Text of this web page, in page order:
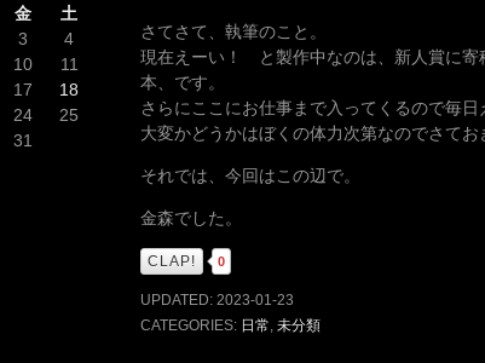
さてさて、執筆のこと。
現在えーい！ と製作中なのは、新人賞に寄
本、です。
さらにここにお仕事まで入ってくるので毎
大変かどうかはぼくの体力次第なのでさて
それでは、今回はこの辺で。
金森でした。
CLAP! 0
UPDATED: 2023-01-23
CATEGORIES: 日常, 未分類
金
土
3
4
10
11
17
18
24
25
31